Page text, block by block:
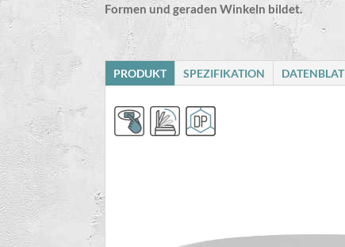
Formen und geraden Winkeln bildet.
PRODUKT SPEZIFIKATION DATENBLAT